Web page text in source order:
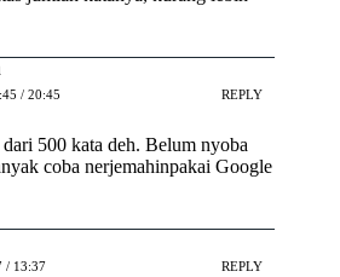
/ 20:45 REPLY
dari 500 kata deh. Belum nyoba
coba nerjemahinpakai Google
/ 13:37 REPLY